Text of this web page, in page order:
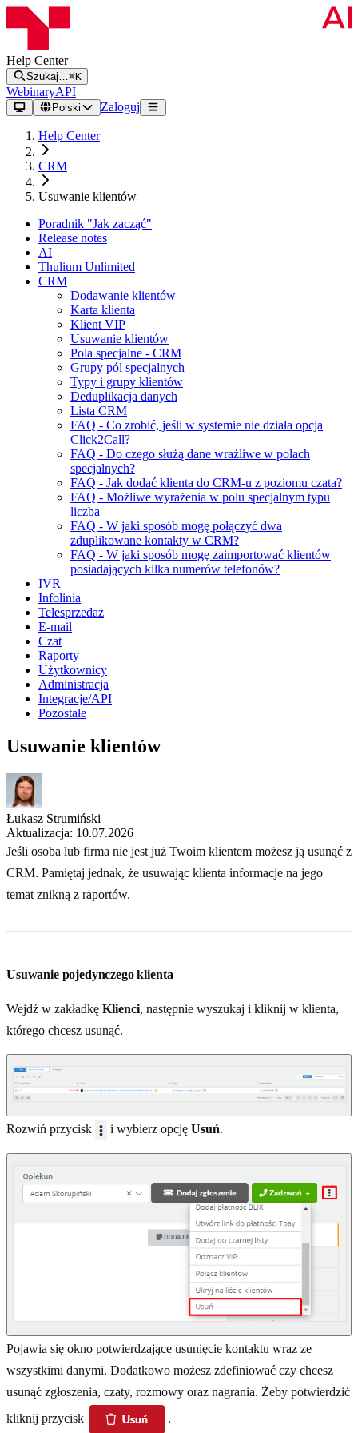
Help Center
Szukaj… ⌘K
WebinaryAPI
Polski Zaloguj
Help Center
CRM
Usuwanie klientów
Poradnik "Jak zacząć"
Release notes
AI
Thulium Unlimited
CRM
Dodawanie klientów
Karta klienta
Klient VIP
Usuwanie klientów
Pola specjalne - CRM
Grupy pól specjalnych
Typy i grupy klientów
Deduplikacja danych
Lista CRM
FAQ - Co zrobić, jeśli w systemie nie działa opcja
Click2Call?
FAQ - Do czego służą dane wrażliwe w polach
specjalnych?
FAQ - Jak dodać klienta do CRM-u z poziomu czata?
FAQ - Możliwe wyrażenia w polu specjalnym typu
liczba
FAQ - W jaki sposób mogę połączyć dwa
zduplikowane kontakty w CRM?
FAQ - W jaki sposób mogę zaimportować klientów
posiadających kilka numerów telefonów?
IVR
Infolinia
Telesprzedaż
E-mail
Czat
Raporty
Użytkownicy
Administracja
Integracje/API
Pozostałe
Usuwanie klientów
Łukasz Strumiński
Aktualizacja: 10.07.2026
Jeśli osoba lub firma nie jest już Twoim klientem możesz ją usunąć z
CRM. Pamiętaj jednak, że usuwając klienta informacje na jego
temat znikną z raportów.
Usuwanie pojedynczego klienta
Wejdź w zakładkę Klienci, następnie wyszukaj i kliknij w klienta,
którego chcesz usunąć.
Rozwiń przycisk i wybierz opcję Usuń.
Pojawia się okno potwierdzające usunięcie kontaktu wraz ze
wszystkimi danymi. Dodatkowo możesz zdefiniować czy chcesz
usunąć zgłoszenia, czaty, rozmowy oraz nagrania. Żeby potwierdzić
kliknij przycisk
.